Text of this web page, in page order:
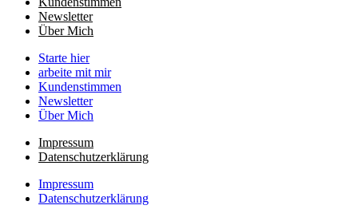
Newsletter
Über Mich
Starte hier
arbeite mit mir
Kundenstimmen
Newsletter
Über Mich
Impressum
Datenschutzerklärung
Impressum
Datenschutzerklärung